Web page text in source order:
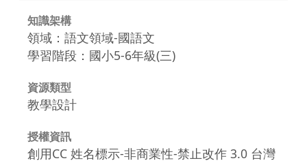
知識架構
領域：語文領域-國語文
學習階段：國小5-6年級(三)
資源類型
教學設計
授權資訊
創用CC 姓名標示-非商業性-禁止改作 3.0 台灣